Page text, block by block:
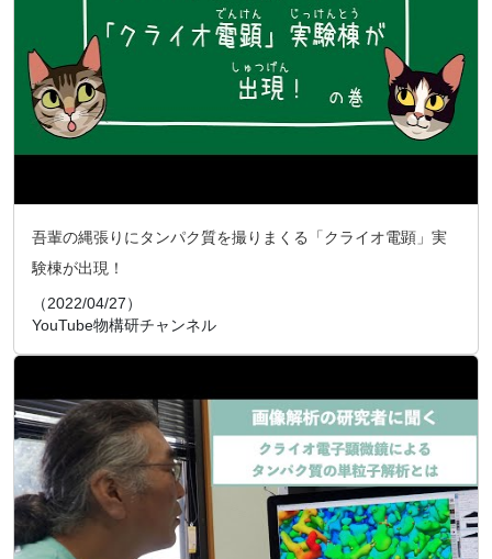
吾輩の縄張りにタンパク質を撮りまくる「クライオ電顕」実
験棟が出現！
（2022/04/27）
YouTube物構研チャンネル